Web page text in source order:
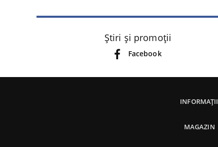
Știri și promoții
Facebook
INFORMAȚII
MAGAZIN